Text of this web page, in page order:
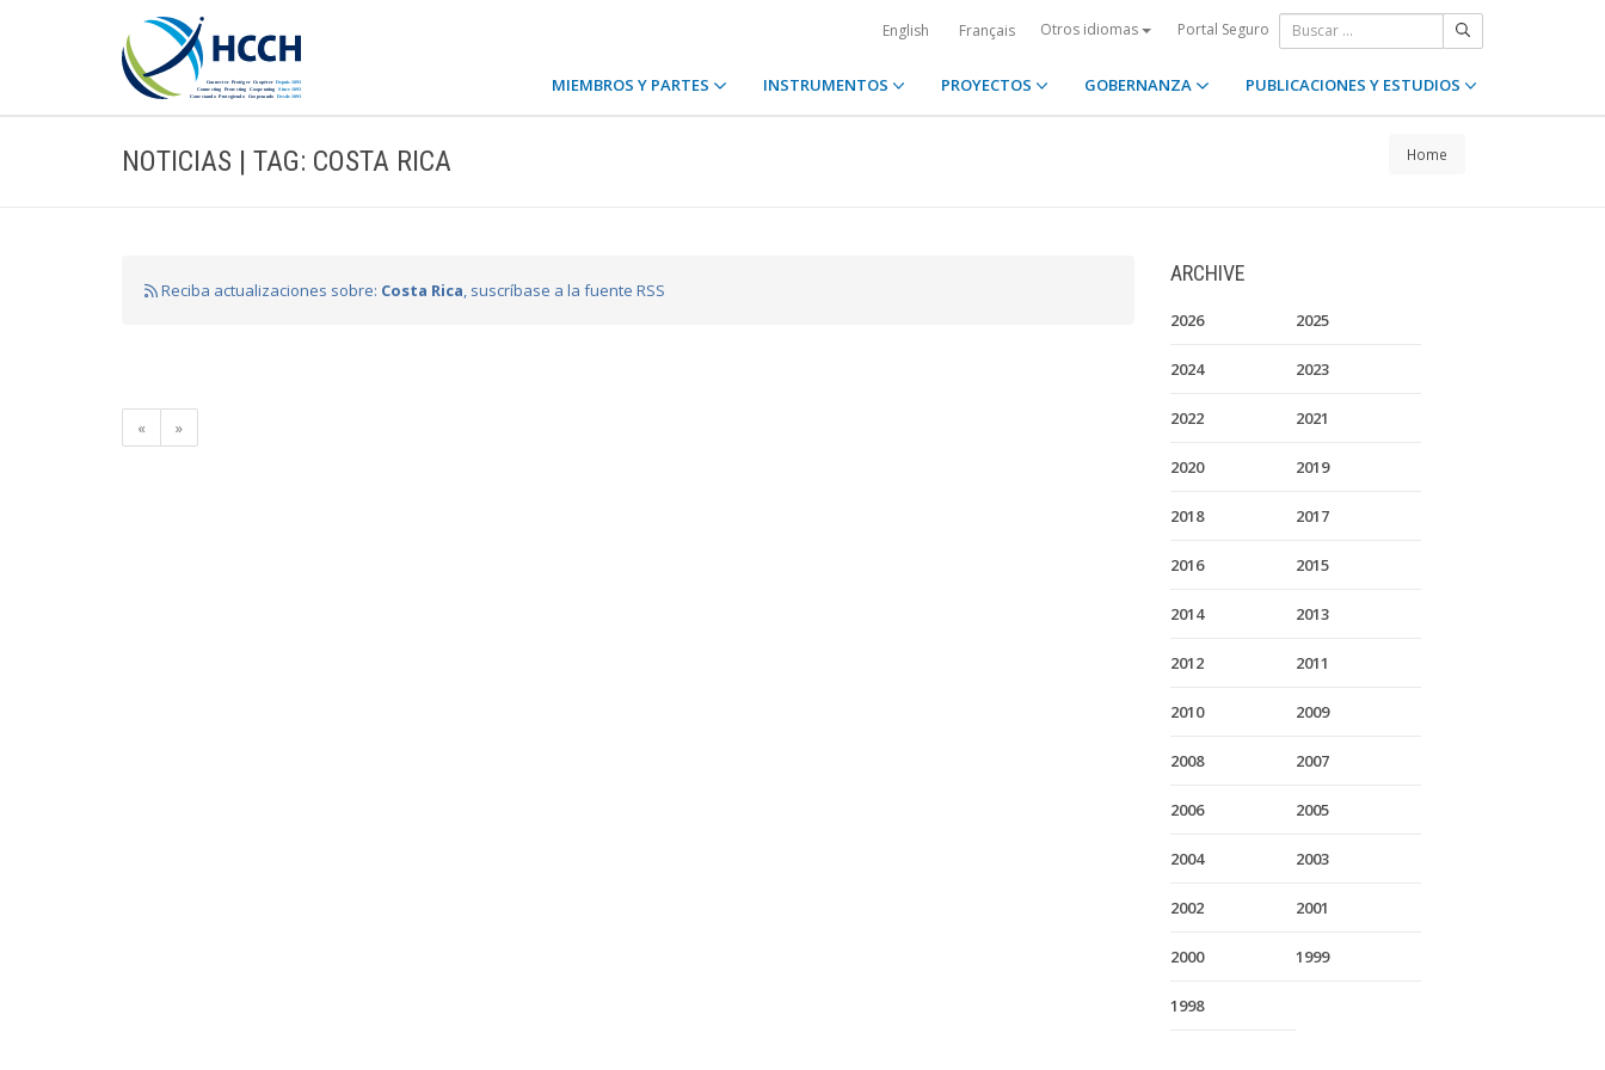
English Français Otros idiomas Portal Seguro
MIEMBROS Y PARTES INSTRUMENTOS PROYECTOS GOBERNANZA PUBLICACIONES Y ESTUDIOS
NOTICIAS | TAG: COSTA RICA Home
Reciba actualizaciones sobre: Costa Rica, suscríbase a la fuente RSS
« »
ARCHIVE
2026 2025
2024 2023
2022 2021
2020 2019
2018 2017
2016 2015
2014 2013
2012 2011
2010 2009
2008 2007
2006 2005
2004 2003
2002 2001
2000 1999
1998